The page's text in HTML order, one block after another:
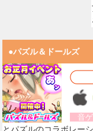
●パズル＆ドールズ
音